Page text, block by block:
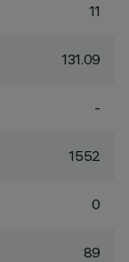
11
131.09
-
1552
0
89